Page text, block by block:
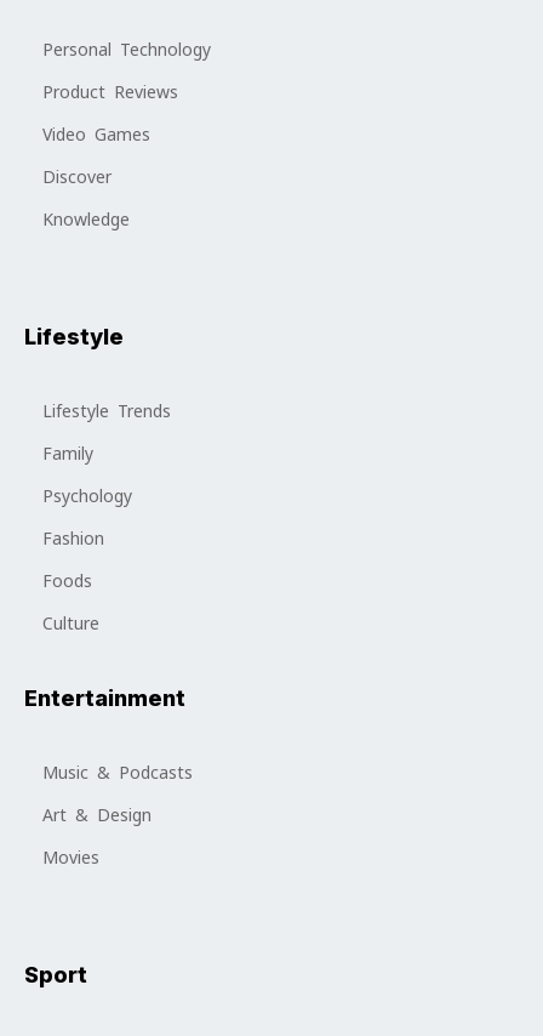
Personal Technology
Product Reviews
Video Games
Discover
Knowledge
Lifestyle
Lifestyle Trends
Family
Psychology
Fashion
Foods
Culture
Entertainment
Music & Podcasts
Art & Design
Movies
Sport